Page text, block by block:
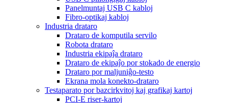
Panelmuntaj USB C kabloj
Fibro-optikaj kabloj
Industria drataro
Drataro de komputila servilo
Robota drataro
Industria ekipaĵa drataro
Drataro de ekipaĵo por stokado de energio
Drataro por maljuniĝo-testo
Ekrana mola konekto-drataro
Testaparato por bazcirkvitoj kaj grafikaj kartoj
PCI-E riser-kartoj